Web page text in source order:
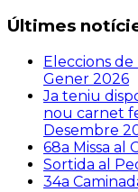
Últimes
Eleccions
Gener 2026
Ja teniu
nou carnet
Desembre
68a Missa al
Sortida al
34a